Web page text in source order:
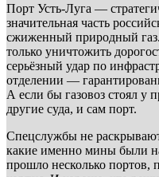
Порт Усть-Луга —
значительная часть
сжиженный природный газ.
только уничтожить
серьёзный удар по
отделении —
А если бы газовоз стоял у
другие суда, и сам порт.
Спецслужбы не
какие именно мины были
прошло несколько портов,